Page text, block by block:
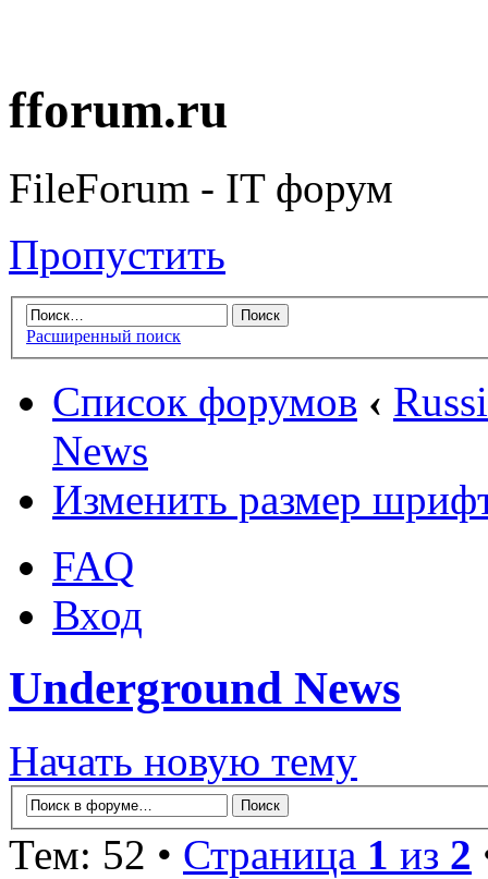
fforum.ru
FileForum - IT форум
Пропустить
Расширенный поиск
Список форумов ‹
News
Изменить размер
FAQ
Вход
Underground News
Начать новую тему
Тем: 52 • Страница 1 из 2